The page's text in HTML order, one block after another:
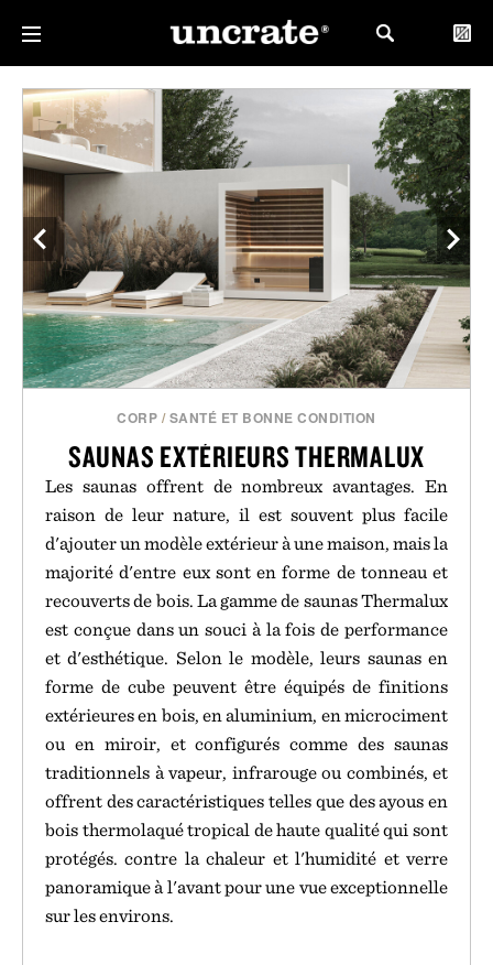
CORP / SANTÉ ET BONNE CONDITION
SAUNAS EXTÉRIEURS THERMALUX
Les saunas offrent de nombreux avantages. En
raison de leur nature, il est souvent plus facile
d'ajouter un modèle extérieur à une maison, mais la
majorité d'entre eux sont en forme de tonneau et
recouverts de bois. La gamme de saunas Thermalux
est conçue dans un souci à la fois de performance
et d'esthétique. Selon le modèle, leurs saunas en
forme de cube peuvent être équipés de finitions
extérieures en bois, en aluminium, en microciment
ou en miroir, et configurés comme des saunas
traditionnels à vapeur, infrarouge ou combinés, et
offrent des caractéristiques telles que des ayous en
bois thermolaqué tropical de haute qualité qui sont
protégés. contre la chaleur et l'humidité et verre
panoramique à l'avant pour une vue exceptionnelle
sur les environs.